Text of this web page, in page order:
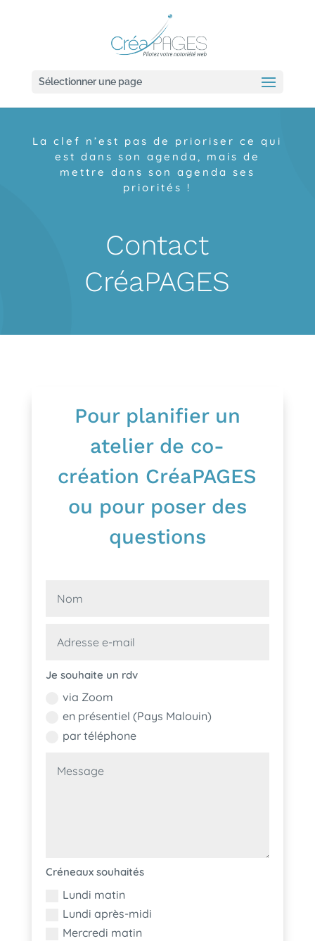
Sélectionner une page
La clef n’est pas de prioriser ce qui
est dans son agenda, mais de
mettre dans son agenda ses
priorités !
Contact
CréaPAGES
Pour planifier un
atelier de co-
création CréaPAGES
ou pour poser des
questions
Je souhaite un rdv
via Zoom
en présentiel (Pays Malouin)
par téléphone
Créneaux souhaités
Lundi matin
Lundi après-midi
Mercredi matin